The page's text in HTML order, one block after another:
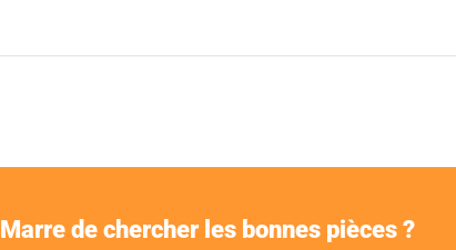
Marre de chercher les bonnes pièces ?